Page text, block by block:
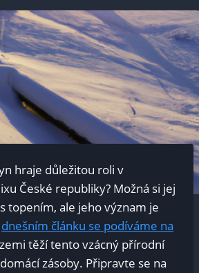
hraje důležitou roli v
České republiky? Možná si jej
topením, ale jeho význam je
dnešním článku se podíváme na
těží tento vzácný přírodní
zásoby. Připravte se na